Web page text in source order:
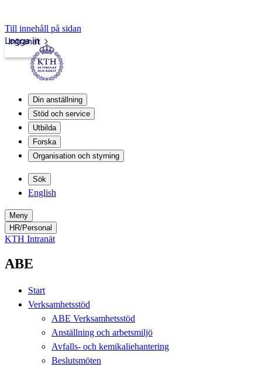
Till innehåll på sidan
Intranät
Logga in
Din anställning
Stöd och service
Utbilda
Forska
Organisation och styrning
Sök
English
Meny
HR/Personal
KTH Intranät
ABE
Start
Verksamhetsstöd
ABE Verksamhetsstöd
Anställning och arbetsmiljö
Avfalls- och kemikaliehantering
Beslutsmöten